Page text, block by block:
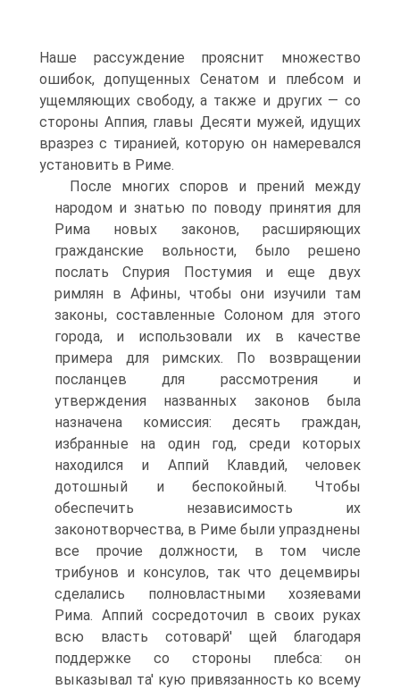
Наше рассуждение прояснит множество
ошибок, допущенных Сенатом и плебсом и
ущемляющих свободу, а также и других — со
стороны Аппия, главы Десяти мужей, идущих
вразрез с тиранией, которую он намеревался
установить в Риме.
После многих споров и прений между
народом и знатью по поводу принятия для
Рима новых законов, расширяющих
гражданские вольности, было решено
послать Спурия Постумия и еще двух
римлян в Афины, чтобы они изучили там
законы, составленные Солоном для этого
города, и использовали их в качестве
примера для римских. По возвращении
посланцев для рассмотрения и
утверждения названных законов была
назначена комиссия: десять граждан,
избранные на один год, среди которых
находился и Аппий Клавдий, человек
дотошный и беспокойный. Чтобы
обеспечить независимость их
законотворчества, в Риме были упразднены
все прочие должности, в том числе
трибунов и консулов, так что децемвиры
сделались полновластными хозяевами
Рима. Аппий сосредоточил в своих руках
всю власть сотоварй' щей благодаря
поддержке со стороны плебса: он
выказывал та' кую привязанность ко всему